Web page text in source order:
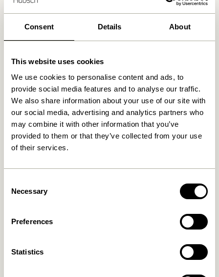
Consent Details About
This website uses cookies
We use cookies to personalise content and ads, to
provide social media features and to analyse our traffic.
We also share information about your use of our site with
our social media, advertising and analytics partners who
may combine it with other information that you’ve
provided to them or that they’ve collected from your use
of their services.
Selection
Necessary
Preferences
Statistics
Ähnliche Produkte
Doodle Kerzenhalter Blau
Block Kerzenhalter